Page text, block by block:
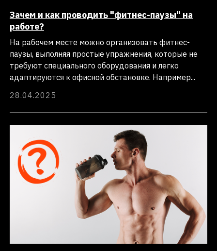
Зачем и как проводить "фитнес-паузы" на
работе?
На рабочем месте можно организовать фитнес-
паузы, выполняя простые упражнения, которые не
требуют специального оборудования и легко
адаптируются к офисной обстановке. Например...
28.04.2025